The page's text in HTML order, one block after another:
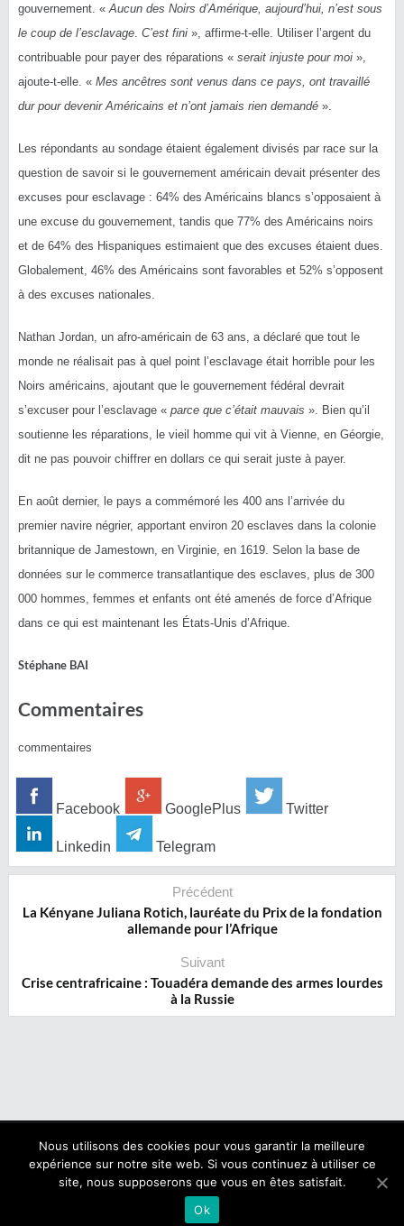
gouvernement. « Aucun des Noirs d’Amérique, aujourd’hui, n’est sous
le coup de l’esclavage C’est fini », affirme-t-elle. Utiliser l’argent du
contribuable pour payer des réparations « serait injuste pour moi »,
ajoute-t-elle. « Mes ancêtres sont venus dans ce pays, ont travaillé
dur pour devenir Américains et n’ont jamais rien demandé ».
Les répondants au sondage étaient également divisés par race sur la
question de savoir si le gouvernement américain devait présenter des
excuses pour esclavage : 64% des Américains blancs s’opposaient à
une excuse du gouvernement, tandis que 77% des Américains noirs
et de 64% des Hispaniques estimaient que des excuses étaient dues.
Globalement, 46% des Américains sont favorables et 52% s’opposent
à des excuses nationales.
Nathan Jordan, un afro-américain de 63 ans, a déclaré que tout le
monde ne réalisait pas à quel point l’esclavage était horrible pour les
Noirs américains, ajoutant que le gouvernement fédéral devrait
s’excuser pour l’esclavage « parce que c’était mauvais ». Bien qu’il
soutienne les réparations, le vieil homme qui vit à Vienne, en Géorgie,
dit ne pas pouvoir chiffrer en dollars ce qui serait juste à payer.
En août dernier, le pays a commémoré les 400 ans l’arrivée du
premier navire négrier, apportant environ 20 esclaves dans la colonie
britannique de Jamestown, en Virginie, en 1619. Selon la base de
données sur le commerce transatlantique des esclaves, plus de 300
000 hommes, femmes et enfants ont été amenés de force d’Afrique
dans ce qui est maintenant les États-Unis d’Afrique.
Stéphane BAI
Commentaires
commentaires
Facebook GooglePlus Twitter
Linkedin Telegram
Précédent
La Kényane Juliana Rotich, lauréate du Prix de la fondation
allemande pour l’Afrique
Suivant
Crise centrafricaine : Touadéra demande des armes lourdes
à la Russie
Copyright © 2017 NegroNews. Tous droits réservés.
Qui sommes nous ?
Mentions légales
Nous utilisons des cookies pour vous garantir la meilleure
expérience sur notre site web. Si vous continuez à utiliser ce
site, nous supposerons que vous en êtes satisfait.
Ok